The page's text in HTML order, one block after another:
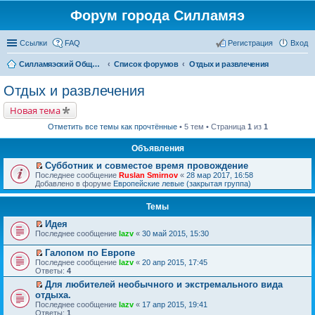
Форум города Силламяэ
Ссылки FAQ Вход
Регистрация
Силламяэский Общественный Новостной портал Список форумов Отдых и развлечения
Отдых и развлечения
Новая тема
Отметить все темы как прочтённые• 5 тем • Страница 1 из 1
Объявления
П
е
р
е
т
и
к
е
р
в
о
м
у
н
е
Субботник и совместое время провождение
Последнее сообщение Ruslan Smirnov « 28 мар 2017, 16:58
Добавлено в форуме Европейские левые (закрытая группа)
Темы
П
р
е
й
т
и
к
п
е
Идея
Последнее сообщение lazv « 30 май 2015, 15:30
П
е
р
е
й
т
и
Галопом по Европе
Последнее сообщение lazv « 20 апр 2015, 17:45
Ответы: 4
П
е
р
Для любителей необычного и экстремального вида
отдыха.
Последнее сообщение lazv « 17 апр 2015, 19:41
Ответы: 1